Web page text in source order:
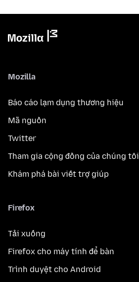
Mozilla
Báo cáo lạm dụng thương hiệu
Mã nguồn
Twitter
Tham gia cộng đồng của chúng tôi
Khám phá bài viết trợ giúp
Firefox
Tải xuống
Firefox cho máy tính để bàn
Trình duyệt cho Android